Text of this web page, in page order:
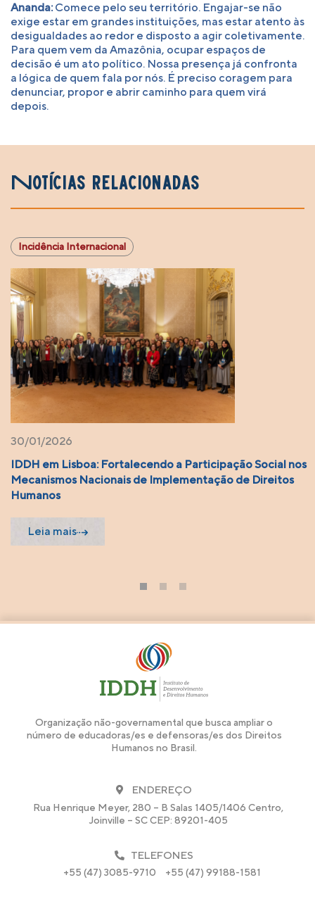
Ananda:Comece pelo seu território. Engajar-se não
exige estar em grandes instituições, mas estar atento às
desigualdades ao redor e disposto a agir coletivamente.
Para quem vem da Amazônia, ocupar espaços de
decisão é um ato político. Nossa presença já confronta
a lógica de quem fala por nós. É preciso coragem para
denunciar, propor e abrir caminho para quem virá
depois.
Notícias relacionadas
Incidência Internacional
15/10/2025
Entre a crise do multilateralismo e o esperançar
Leia mais
3
Organização não-governamental que busca ampliar o
número de educadoras/es e defensoras/es dos Direitos
Humanos no Brasil.
ENDEREÇO
Rua Henrique Meyer, 280 – B Salas 1405/1406 Centro,
Joinville – SC CEP: 89201-405
TELEFONES
+55 (47) 3085-9710 +55 (47) 99188-1581